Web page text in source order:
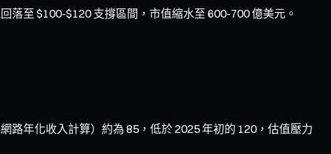
落至 $100-$120 支撐區間，市值縮水至 600-700 億美元。
路年化收入計算）約為 85，低於 2025 年初的 120，估值壓力